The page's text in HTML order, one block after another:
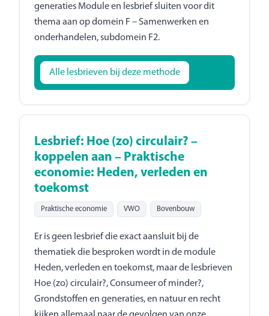
generaties Module en lesbrief sluiten voor dit
thema aan op domein F – Samenwerken en
onderhandelen, subdomein F2.
Alle lesbrieven bij deze methode
Lesbrief: Hoe (zo) circulair? –
koppelen aan – Praktische
economie: Heden, verleden en
toekomst
Praktische economie VWO Bovenbouw
Er is geen lesbrief die exact aansluit bij de
thematiek die besproken wordt in de module
Heden, verleden en toekomst, maar de lesbrieven
Hoe (zo) circulair?, Consumeer of minder?,
Grondstoffen en generaties, en natuur en recht